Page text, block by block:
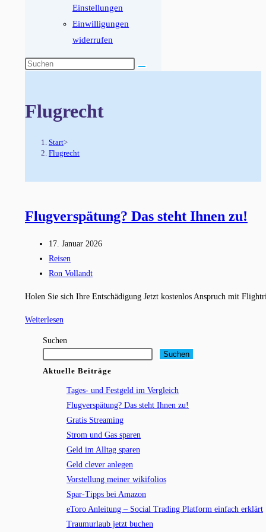
Einstellungen
Einwilligungen
widerrufen
Diese
Flugrecht
Start>
Flugrecht
Flugverspätung? Das steht Ihnen zu!
Beitrag
veröffentlicht:
17. Januar 2026
Beitrags-
Kategorie:
Reisen
Beitrags-
Ron Vollandt
Holen Sie sich Ihre Entschädigung Jetzt kostenlos Anspruch mit
Weiterlesen
steht
Suchen
Suchen
Aktuelle Beiträge
Tages- und Festgeld im Vergleich
Flugverspätung? Das steht Ihnen zu!
Gratis Streaming
Strom und Gas sparen
Geld im Alltag sparen
Geld clever anlegen
Vorstellung meiner wikifolios
Spar-Tipps bei Amazon
eToro Anleitung – Social Trading Platform einfach erklärt
Traumurlaub jetzt buchen